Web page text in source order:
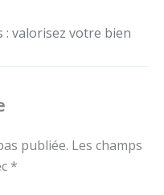
: valorisez votre bien
publiée. Les champs
*